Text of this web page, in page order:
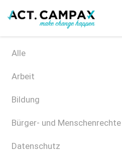
to
Alle
Arbeit
Bildung
Bürger- und Menschenrechte
Datenschutz